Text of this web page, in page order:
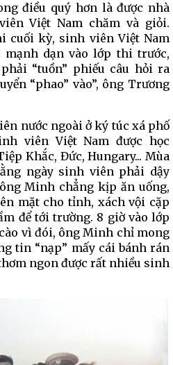
điều quý hơn là được nhà
Việt Nam chăm và giỏi.
cuối kỳ, sinh viên Việt Nam
mạnh dạn vào lớp thi trước,
“tuồn” phiếu câu hỏi ra
“phao” vào”, ông Trương
nước ngoài ở ký túc xá phố
viên Việt Nam được học
Khắc, Đức, Hungary... Mùa
ngày sinh viên phải dậy
Minh chẳng kịp ăn uống,
mặt cho tỉnh, xách vội cặp
để tới trường. 8 giờ vào lớp
vì đói, ông Minh chỉ mong
tin “nạp” mấy cái bánh rán
ngon được rất nhiều sinh